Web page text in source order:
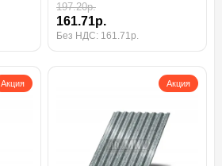
197.20р.
161.71р.
Без НДС: 161.71р.
Акция Акция